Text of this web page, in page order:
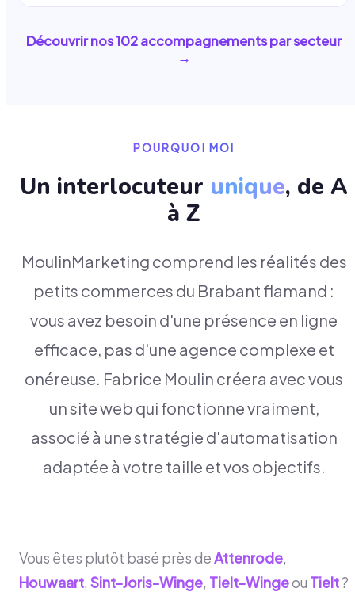
Découvrir nos102accompagnements par secteur
→
POURQUOI MOI
Un interlocuteur unique, de A
à Z
MoulinMarketing comprend les réalités des
petits commerces du Brabant flamand :
vous avez besoin d'une présence en ligne
efficace, pas d'une agence complexe et
onéreuse. Fabrice Moulin créera avec vous
un site web qui fonctionne vraiment,
associé à une stratégie d'automatisation
adaptée à votre taille et vos objectifs.
Vous êtes plutôt basé près deAttenrode,
Houwaart, Sint-Joris-Winge, Tielt-Wingeou Tielt?